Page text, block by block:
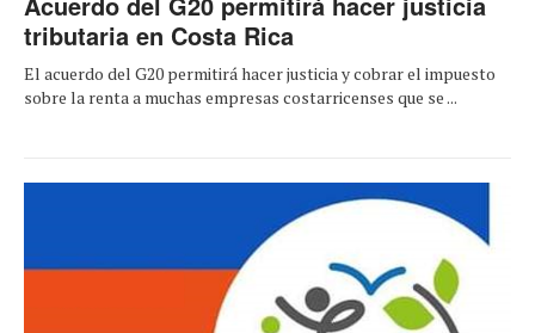
tributaria en Costa Rica
El acuerdo del G20 permitirá hacer justicia y cobrar el impuesto
sobre la renta a muchas empresas costarricenses que se ...